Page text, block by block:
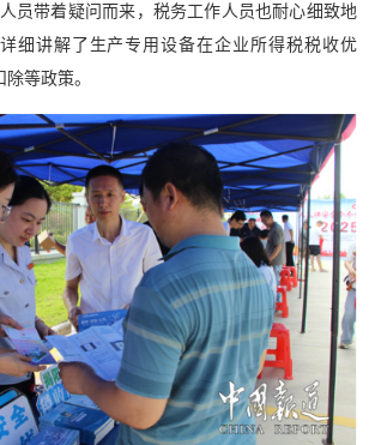
员带着疑问而来，税务工作人员也耐心细致地
细讲解了生产专用设备在企业所得税税收优
等政策。